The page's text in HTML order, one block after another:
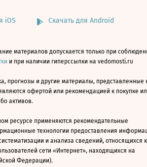
iOS Скачать для Android
материалов допускается только при
и при наличии гиперссылки на vedomosti.ru
прогнозы и другие материалы, представленные
офертой или рекомендацией к покупке
активов.
ресурсе применяются рекомендательные
технологии предоставления
и анализа сведений, относящихся к
сети «Интернет», находящихся на
Федерации).